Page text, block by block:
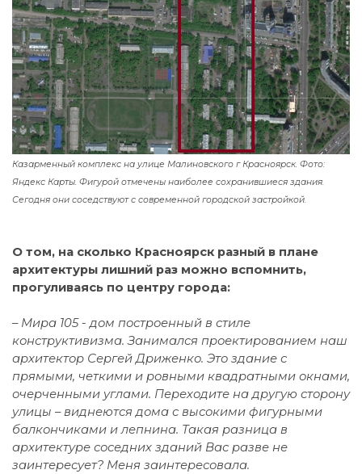
Казарменный комплекс на улице Малиновского г Красноярск. Фото:
Яндекс Карты. Фигурой отмечены наиболее сохранившиеся здания.
Сегодня они соседствуют с современной городской застройкой.
О том, на сколько Красноярск разный в плане
архитектуры лишний раз можно вспомнить,
прогуливаясь по центру города:
– Мира 105 - дом построенный в стиле
конструктивизма. Занимался проектированием наш
архитектор Сергей Дриженко. Это здание с
прямыми, четкими и ровными квадратными окнами,
очерченными углами. Переходите на другую сторону
улицы – виднеются дома с высокими фигурными
балкончиками и лепнина. Такая разница в
архитектуре соседних зданий Вас разве не
заинтересует? Меня заинтересовала.